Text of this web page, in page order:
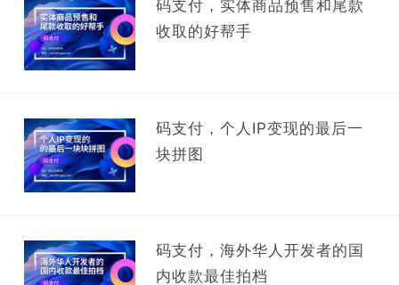
码支付，实体商品预售和尾款
收取的好帮手
码支付，个人IP变现的最后一
块拼图
码支付，海外华人开发者的国
内收款最佳拍档